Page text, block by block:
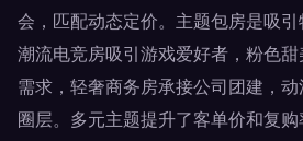
会，匹配动态定价。主题包房是吸
潮流电竞房吸引游戏爱好者，粉色
需求，轻奢商务房承接公司团建，
圈层。多元主题提升了客单价和复购